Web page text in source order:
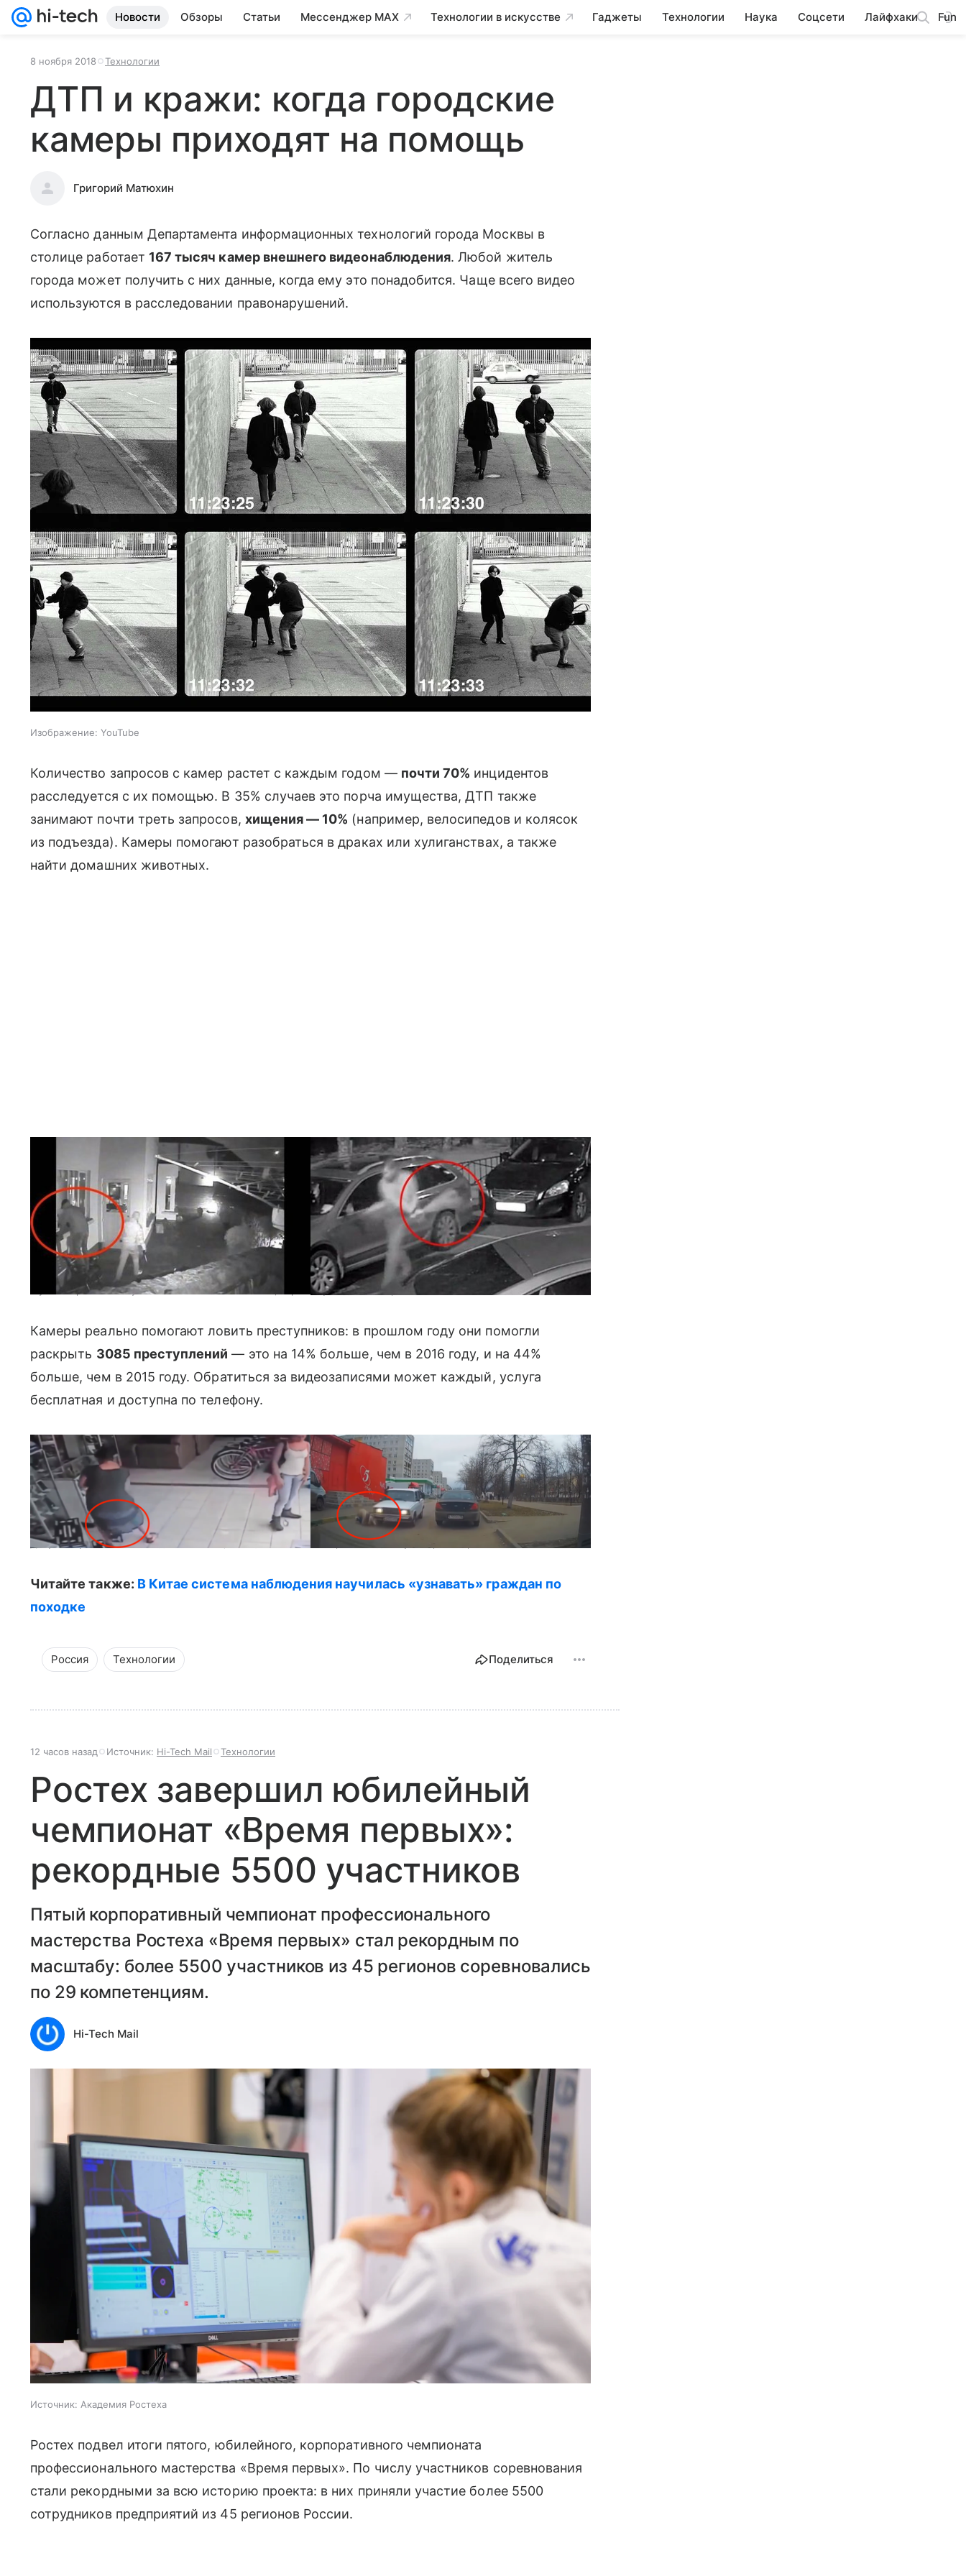
Новости Обзоры Статьи Мессенджер MAX Технологии в искусстве Гаджеты Технологии Наука Соцсети Лайфхаки Fun
8 ноября 2018 Технологии
ДТП и кражи: когда городские
камеры приходят на помощь
Григорий Матюхин
Согласно данным Департамента информационных технологий города Москвы в
столице работает 167 тысяч камер внешнего видеонаблюдения. Любой житель
города может получить с них данные, когда ему это понадобится. Чаще всего видео
используются в расследовании правонарушений.
Изображение: YouTube
Количество запросов с камер растет с каждым годом — почти 70% инцидентов
расследуется с их помощью. В 35% случаев это порча имущества, ДТП также
занимают почти треть запросов, хищения — 10% (например, велосипедов и колясок
из подъезда). Камеры помогают разобраться в драках или хулиганствах, а также
найти домашних животных.
Мужчина разбивает чужое авто бейсбольной битой, воры лезут в дом. Изображение: YouTube
Камеры реально помогают ловить преступников: в прошлом году они помогли
раскрыть 3085 преступлений — это на 14% больше, чем в 2016 году, и на 44%
больше, чем в 2015 году. Обратиться за видеозаписями может каждый, услуга
бесплатная и доступна по телефону.
Девушка чуть не попала под колеса авто, женщина в магазине прячет под юбку товар. Изображение: YouTube
Читайте также: В Китае система наблюдения научилась «узнавать» граждан по
походке
Россия Технологии Поделиться
12 часов назад Источник: Hi-Tech Mail Технологии
Ростех завершил юбилейный
чемпионат «Время первых»:
рекордные 5500 участников
Пятый корпоративный чемпионат профессионального
мастерства Ростеха «Время первых» стал рекордным по
масштабу: более 5500 участников из 45 регионов соревновались
по 29 компетенциям.
Hi-Tech Mail
Источник: Академия Ростеха
Ростех подвел итоги пятого, юбилейного, корпоративного чемпионата
профессионального мастерства «Время первых». По числу участников соревнования
стали рекордными за всю историю проекта: в них приняли участие более 5500
сотрудников предприятий из 45 регионов России.